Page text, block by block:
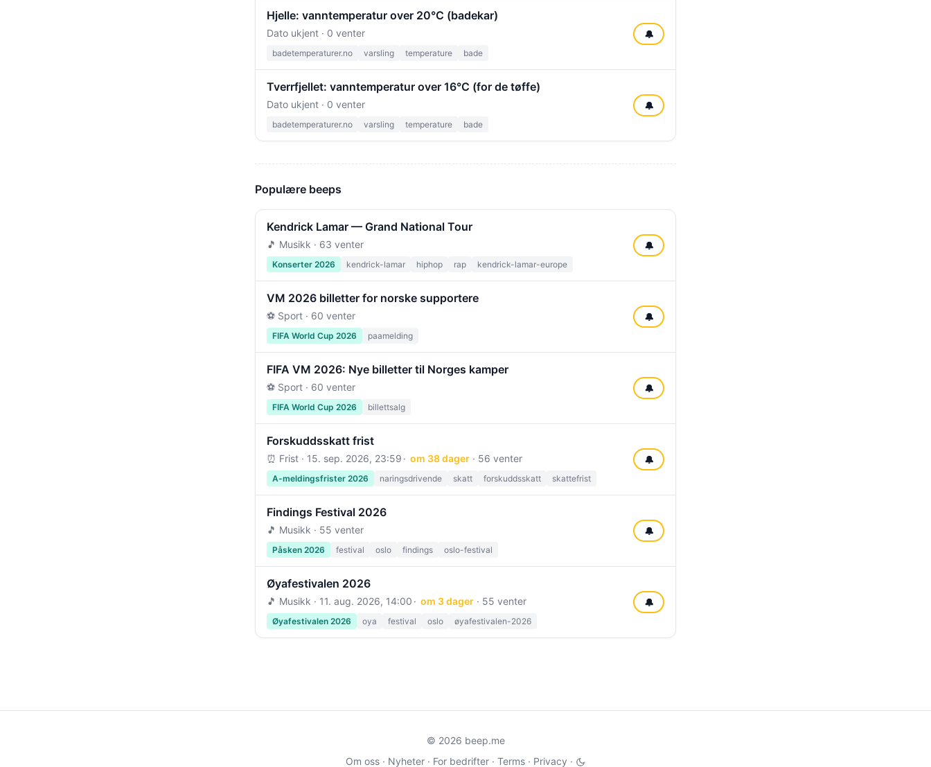
Hjelle: vanntemperatur over 20°C (badekar)
Dato ukjent · 0 venter
badetemperaturer.no varsling temperature bade
🔔
Tverrfjellet: vanntemperatur over 16°C (for de tøffe)
Dato ukjent · 0 venter
badetemperaturer.no varsling temperature bade
🔔
Populære beeps
Kendrick Lamar — Grand National Tour
🎵 Musikk · 63 venter
Konserter 2026 kendrick-lamar hiphop rap kendrick-lamar-europe
🔔
VM 2026 billetter for norske supportere
⚽ Sport · 60 venter
FIFA World Cup 2026 paamelding
🔔
FIFA VM 2026: Nye billetter til Norges kamper
⚽ Sport · 60 venter
FIFA World Cup 2026 billettsalg
🔔
Forskuddsskatt frist
⏰ Frist · 15. sep. 2026, 23:59 om 38 dager· 56 venter
A-meldingsfrister 2026 naringsdrivende skatt forskuddsskatt skattefrist
🔔
Findings Festival 2026
🎵 Musikk · 55 venter
Påsken 2026 festival oslo findings oslo-festival
🔔
Øyafestivalen 2026
🎵 Musikk · 11. aug. 2026, 14:00 om 3 dager· 55 venter
Øyafestivalen 2026 oya festival oslo øyafestivalen-2026
🔔
© 2026 beep.me
Om oss · Nyheter · For bedrifter · Terms · Privacy ·